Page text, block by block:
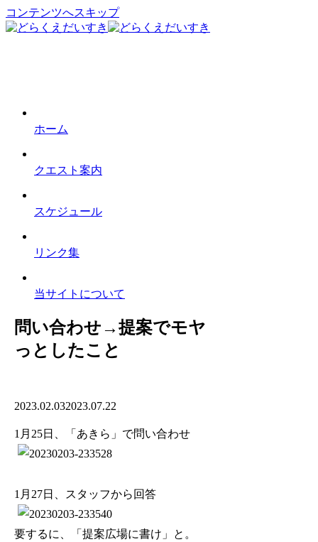
コンテンツへスキップ
ホーム
クエスト案内
スケジュール
リンク集
当サイトについて
問い合わせ→提案でモヤ
っとしたこと
2023.02.032023.07.22
1月25日、「あきら」で問い合わせ
1月27日、スタッフから回答
要するに、「提案広場に書け」と。